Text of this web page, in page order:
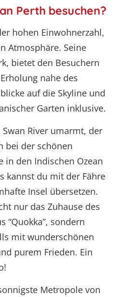
Perth besuchen?
hohen Einwohnerzahl,
Atmosphäre. Seine
bietet den Besuchern
nahe des
auf die Skyline und
Garten inklusive.
River umarmt, der
bei der schönen
in den Indischen Ozean
kannst du mit der Fähre
Insel übersetzen.
nur das Zuhause des
“Quokka”, sondern
mit wunderschönen
purem Frieden. Ein
Metropole von